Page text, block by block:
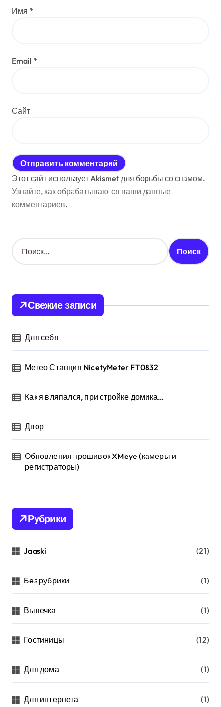
Имя *
Email *
Сайт
Этот сайт использует Akismet для борьбы со спамом.
Узнайте, как обрабатываются ваши данные
комментариев.
Н
а
:
Свежие записи
Для себя
Метео Станция NicetyMeter FT0832
Как я вляпался, при стройке домика…
Двор
Обновления прошивок XMeye (камеры и
регистраторы)
Рубрики
Jaaski (21)
Без рубрики (1)
Выпечка (1)
Гостиницы (12)
Для дома (1)
Для интернета (1)